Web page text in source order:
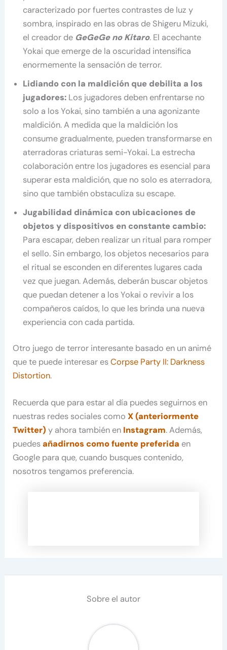
caracterizado por fuertes contrastes de luz y
sombra, inspirado en las obras de Shigeru Mizuki,
el creador de GeGeGe no Kitaro. El acechante
Yokai que emerge de la oscuridad intensifica
enormemente la sensación de terror.
Lidiando con la maldición que debilita a los
jugadores: Los jugadores deben enfrentarse no
solo a los Yokai, sino también a una agonizante
maldición. A medida que la maldición los
consume gradualmente, pueden transformarse en
aterradoras criaturas semi-Yokai. La estrecha
colaboración entre los jugadores es esencial para
superar esta maldición, que no solo es aterradora,
sino que también obstaculiza su escape.
Jugabilidad dinámica con ubicaciones de
objetos y dispositivos en constante cambio:
Para escapar, deben realizar un ritual para romper
el sello. Sin embargo, los objetos necesarios para
el ritual se esconden en diferentes lugares cada
vez que juegan. Además, deberán buscar objetos
que puedan detener a los Yokai o revivir a los
compañeros caídos, lo que les brinda una nueva
experiencia con cada partida.
Otro juego de terror interesante basado en un animé
que te puede interesar esCorpse Party II: Darkness
Distortion.
Recuerda que para estar al día puedes seguirnos en
nuestras redes sociales comoX (anteriormente
Twitter) y ahora también en Instagram. Además,
puedesañadirnos como fuente preferida en
Google para que, cuando busques contenido,
nosotros tengamos preferencia.
Sobre el autor